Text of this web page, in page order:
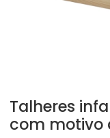
Talheres
com motivo